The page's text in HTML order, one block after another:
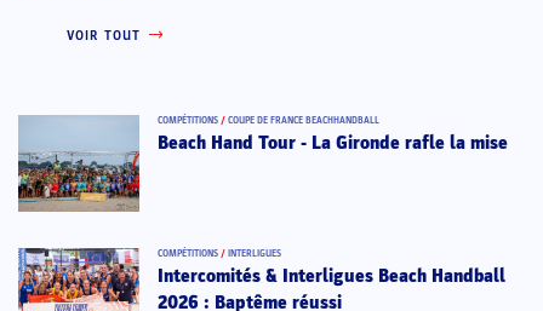
VOIR TOUT
COMPÉTITIONS / COUPE DE FRANCE BEACHHANDBALL
Beach Hand Tour - La Gironde rafle la mise
COMPÉTITIONS / INTERLIGUES
Intercomités & Interligues Beach Handball
2026 : Baptême réussi